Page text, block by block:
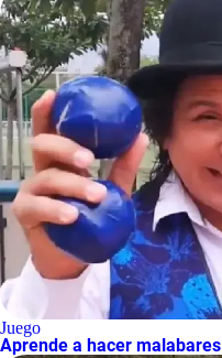
Juego
Aprende a hacer malabares